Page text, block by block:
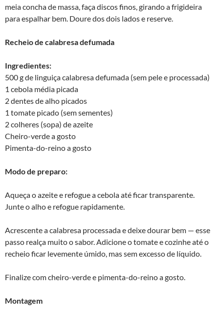
meia concha de massa, faça discos finos, girando a frigideira
para espalhar bem. Doure dos dois lados e reserve.
Recheio de calabresa defumada
Ingredientes:
500 g de linguiça calabresa defumada (sem pele e processada)
1 cebola média picada
2 dentes de alho picados
1 tomate picado (sem sementes)
2 colheres (sopa) de azeite
Cheiro-verde a gosto
Pimenta-do-reino a gosto
Modo de preparo:
Aqueça o azeite e refogue a cebola até ficar transparente.
Junte o alho e refogue rapidamente.
Acrescente a calabresa processada e deixe dourar bem — esse
passo realça muito o sabor. Adicione o tomate e cozinhe até o
recheio ficar levemente úmido, mas sem excesso de líquido.
Finalize com cheiro-verde e pimenta-do-reino a gosto.
Montagem